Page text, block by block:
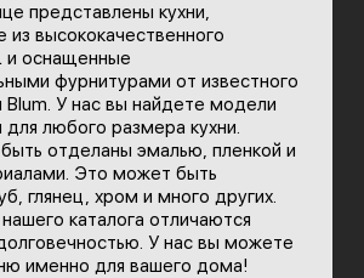
представлены кухни,
из высококачественного
и оснащенные
фурнитурами от известного
Blum. У нас вы найдете модели
для любого размера кухни.
отделаны эмалью, пленкой и
Это может быть
глянец, хром и много других.
каталога отличаются
У нас вы можете
именно для вашего дома!